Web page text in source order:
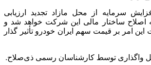
سرمایه از محل مازاد تجدید ارزیابی
اصلاح ساختار مالی این شرکت خواهد شد و
امر بر قیمت سهم ایران خودرو تأثیر گذار